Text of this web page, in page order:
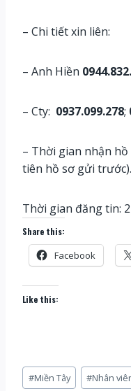
– Chi tiết xin liên:
– Anh Hiền
– Cty: 0937.099.278;
– Thời gian nhận
tiên hồ sơ gửi trước).
Thời gian đăng tin:
Share this:
Facebook
Like this:
Post
Tags:
#Miền Tây #Nhân